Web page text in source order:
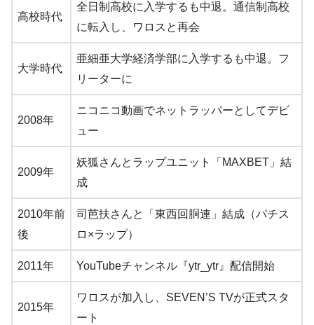
高校時代
全日制高校に入学するも中退。通信制高校
に転入し、ワロスと再会
大学時代
亜細亜大学経済学部に入学するも中退。フ
リーターに
2008年
ニコニコ動画でネットラッパーとしてデビ
ュー
2009年
妖狐さんとラップユニット「MAXBET」結
成
2010年前
後
司芭扶さんと「東西回胴連」結成（パチス
ロ×ラップ）
2011年 YouTubeチャンネル『ytr_ytr』配信開始
2015年
ワロスが加入し、SEVEN’S TVが正式スタ
ート